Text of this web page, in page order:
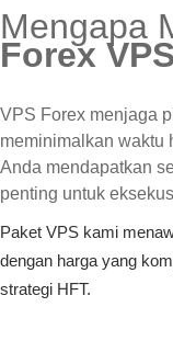
Mengapa
Forex VPS
VPS Forex menjaga
meminimalkan waktu
Anda mendapatkan
penting untuk
Paket VPS kami
dengan harga yang
strategi HFT.